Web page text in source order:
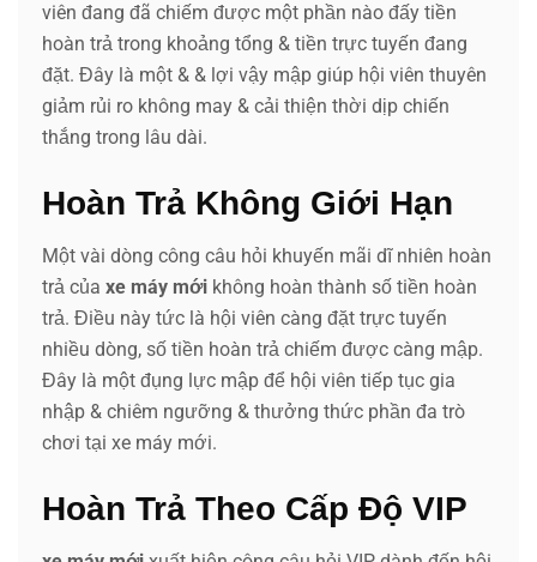
viên đang đã chiếm được một phần nào đấy tiền
hoàn trả trong khoảng tổng & tiền trực tuyến đang
đặt. Đây là một & & lợi vậy mập giúp hội viên thuyên
giảm rủi ro không may & cải thiện thời dịp chiến
thắng trong lâu dài.
Hoàn Trả Không Giới Hạn
Một vài dòng công câu hỏi khuyến mãi dĩ nhiên hoàn
trả của xe máy mới không hoàn thành số tiền hoàn
trả. Điều này tức là hội viên càng đặt trực tuyến
nhiều dòng, số tiền hoàn trả chiếm được càng mập.
Đây là một đụng lực mập để hội viên tiếp tục gia
nhập & chiêm ngưỡng & thưởng thức phần đa trò
chơi tại xe máy mới.
Hoàn Trả Theo Cấp Độ VIP